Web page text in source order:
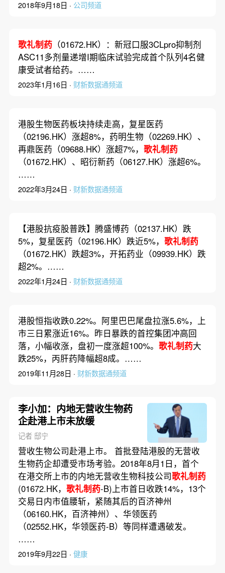
2018年9月18日 · 公司频道
歌礼制药（01672.HK）：新冠口服3CLpro抑制剂
ASC11多剂量递增I期临床试验完成首个队列4名健
康受试者给药。……
2023年1月16日 · 财新数据通频道
港股生物医药板块持续走高，复星医药
（02196.HK）涨超8%，药明生物（02269.HK）、
再鼎医药（09688.HK）涨超7%， 歌礼制药
（01672.HK）、昭衍新药（06127.HK）涨超6%。
……
2022年3月24日 · 财新数据通频道
【港股抗疫股普跌】腾盛博药（02137.HK）跌
5%，复星医药（02196.HK）跌近5%， 歌礼制药
（01672.HK）跌超3%，开拓药业（09939.HK）跌
超2%。……
2022年1月24日 · 财新数据通频道
港股恒指收跌0.22%。阿里巴巴尾盘拉涨5.6%，上
市三日累涨近16%。昨日暴跌的首控集团冲高回
落，小幅收涨，盘初一度涨超100%。 歌礼制药大
跌25%，丙肝药降幅超8成。……
2019年11月28日 · 财新数据通频道
李小加：内地无营收生物药
企赴港上市未放缓
记者 邸宁
营收生物公司赴港上市。 首批登陆港股的无营收
生物药企却遭受市场考验。2018年8月1日，首个
在港交所上市的内地无营收生物科技公司歌礼制药
(01672.HK， 歌礼制药-B)上市首日收跌14%，13个
交易日内市值腰斩，紧随其后的百济神州
（06160.HK，百济神州）、华领医药
（02552.HK，华领医药-B）等同样遭遇破发。
……
2019年9月22日 · 健康